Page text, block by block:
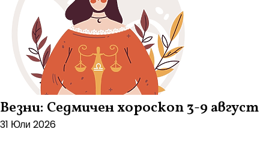
Везни: Седмичен хороскоп 3-9 август
31 Юли 2026